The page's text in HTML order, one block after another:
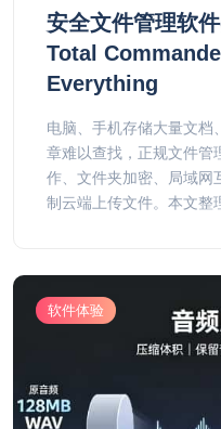
安全文件管理软
Total
Everything
电脑、手机存储大量文档
章难以查找，正规文件管
作、文件夹加密、局域网
制云端上传文件。本文整
软件体验